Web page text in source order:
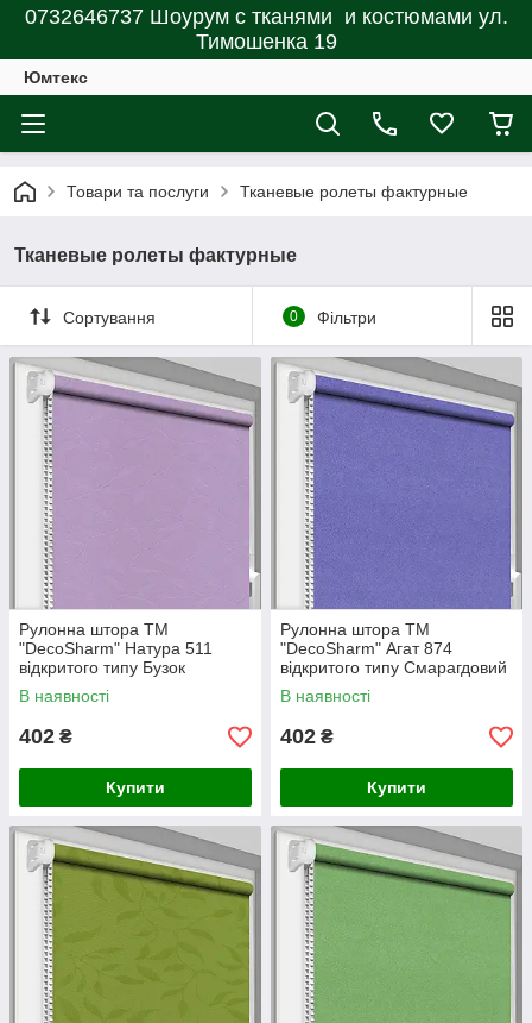
0732646737 Шоурум с тканями и костюмами ул.
Тимошенка 19
Юмтекс
Товари та послуги Тканевые ролеты фактурные
Тканевые ролеты фактурные
Сортування 0 Фільтри
Рулонна штора ТМ
"DecoSharm" Натура 511
відкритого типу Бузок
В наявності
402 ₴
Купити
Рулонна штора ТМ
"DecoSharm" Агат 874
відкритого типу Смарагдовий
В наявності
402 ₴
Купити